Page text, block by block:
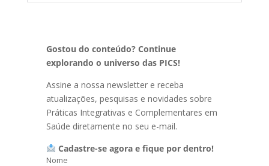
Gostou do conteúdo? Continue
explorando o universo das PICS!
Assine a nossa newsletter e receba
atualizações, pesquisas e novidades sobre
Práticas Integrativas e Complementares em
Saúde diretamente no seu e-mail.
Cadastre-se agora e fique por dentro!
Nome